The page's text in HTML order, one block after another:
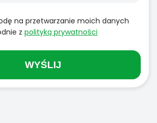
na przetwarzanie moich danych
z polityką prywatności
WYŚLIJ